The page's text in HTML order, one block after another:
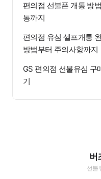
편의점 선불폰 개통 방
통까지
편의점 유심 셀프개통
방법부터 주의사항까지
GS 편의점 선불유심 구
기
버
선불